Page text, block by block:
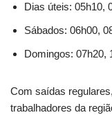
Dias úteis: 05h10,
Sábados: 06h00,
Domingos: 07h20,
Com saídas
trabalhadores da